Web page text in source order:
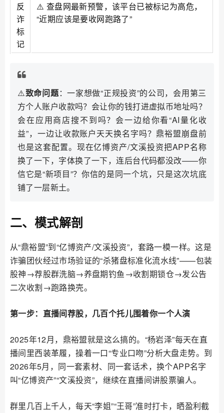
反
诈
标
记
⚠️ 查盘网最新预警，该平台已被标记为高危，
“近期应该是要收网跑路了”
⚠️致命问题：一家想做“正规投资”的公司，会用第三
方个人账户收款吗？会让你的钱打进虚拟币地址吗？
会在应用商店搜不到吗？会一边给你看“AI量化收
益”，一边让收款账户天天换名字吗？鼎裕盟崩盘前
也是这套配置。现在亿博资产/文溪投资把APP名称
换了一下，字体换了一下，连后台代码都没改——你
信它是“新项目”？你信的是同一个坑，只是这次坑底
铺了一层新土。
二、模式解剖
从“鼎裕盟”到“亿博资产/文溪投资”，套路一模一样。这是
诈骗团伙经过市场验证的“杀猪盘标准化流水线”——包装
股神→荐股群洗脑→养盘期钓鱼→收割期锁仓→发公告
二次收割→跑路换壳。
第一步：直播间荐股，几百个托儿围着你一个人演
2025年12月，鼎裕盟就是这么搞的。“杨岩泽”每天在直
播间里西装革履，操着一口“专业口吻”分析大盘走势。到
2026年5月，同一套素材、同一套话术，换个APP名字
叫“亿博资产”“文溪投资”，继续在直播间讲股票骗人。
群里几百上千人，每天“李姐”“王哥”准时打卡，晒盈利截